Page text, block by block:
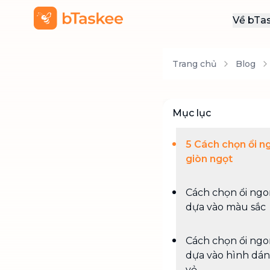
Về
Trang chủ Blog
Mục lục
5 Cách chọn ổi
giòn ngọt
Cách chọn ổi
dựa vào màu sắc
Cách chọn ổi
dựa vào hình